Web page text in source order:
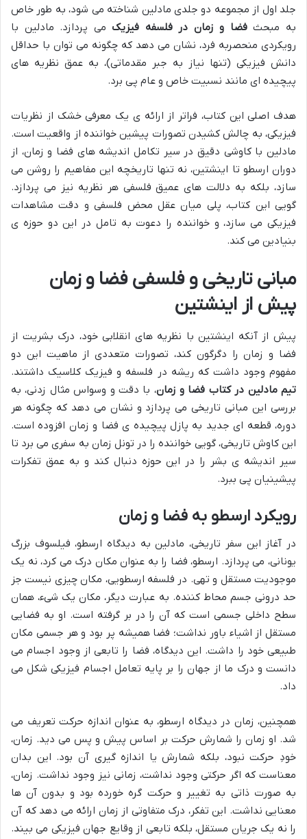
جلد اول از مجموعه دو جلدی مادلین شناخته می شود، به طور خاص
به مبحثفضا و زمان در فلسفه فیزیک می پردازد. مادلین با
رویکردی منحصربه فرد، نشان می دهد که چگونه می توان با حداقل
دانش فیزیکی (تنها نیاز به جبر مقدماتی)، به عمق نظریه های
پیچیده ای مانند نسبیت خاص و عام پی برد.
هدف اصلی این کتاب، فراتر از ارائه ی یک معرفی خشک از نظریات
فیزیکی، به چالش کشیدن تصورات پیشین خواننده از واقعیت است.
مادلین با کاوشی دقیق در سیر تکامل اندیشه های فضا و زمان، از
دوران ارسطو تا اینشتین، نه تنها تاریخچه این مفاهیم را روشن می
سازد، بلکه به دلالت های عمیق فلسفی هر نظریه نیز می پردازد.
گویی این کتاب، پلی میان عقل محض فلسفی و دقت مشاهدات
فیزیکی می سازد، و خواننده را دعوت به تامل در این دو حوزه ی
بنیادین می کند.
مبانی تاریخی و فلسفی فضا و زمان
پیش از اینشتین
پیش از آنکه اینشتین با نظریه های انقلابی خود، درک بشریت از
فضا و زمان را دگرگون کند، تصورات متعددی از ماهیت این دو
مفهوم وجود داشت که ریشه در فلسفه و فیزیک کلاسیک داشتند.
تیم مادلین در کتاب فضا و زمان، با دقت و وسواس مثال زدنی، به
بررسی این مبانی تاریخی می پردازد و نشان می دهد که چگونه هر
دوره، قطعه ای جدید به پازل پیچیده ی فضا و زمان افزوده است.
این کاوش تاریخی، گویی خواننده را در تونل زمان به سفری می برد تا
سیر اندیشه ی بشر را در این حوزه دنبال کند و به عمق تفکرات
پیشینیان پی ببرد.
رویکرد ارسطو به فضا و زمان
در آغاز این سفر تاریخی، مادلین به دیدگاه ارسطو، فیلسوف بزرگ
یونانی، می پردازد. ارسطو، فضا را به عنوان مکان درک می کرد، نه یک
موجودیت مستقل و تهی. در فلسفه ارسطویی، مکان چیزی نیست جز
حد درونی جسم محاط کننده. به عبارت دیگر، مکان یک شیء، همان
سطح داخلی جسمی است که آن را در بر گرفته است. او به فضایی
مستقل از اشیاء باور نداشت؛ فضا همیشه پر بود و هر جسمی مکان
طبیعی خود را داشت. این دیدگاه، فضا را تابعی از وجود اجسام می
دانست و درک ما از جهان را بر پایه تعامل اجسام فیزیکی شکل می
داد.
همچنین، زمان در دیدگاه ارسطو، به عنوان اندازه حرکت تعریف می
شد. او زمان را شمارش حرکت بر اساس پیش و پس می دید. زمان،
خودِ حرکت نبود، بلکه شمارش یا اندازه گیری آن بود. این بدان
معناست که اگر حرکتی وجود نداشت، زمانی نیز وجود نداشت. زمان،
به صورت ذاتی به تغییر و حرکت گره خورده بود و بدون آن ها
معنایی نداشت. این تفکر، درک متفاوتی از زمان ارائه می دهد که آن
را نه یک جریان مستقل، بلکه تابعی از وقایع جهان فیزیکی می بیند.